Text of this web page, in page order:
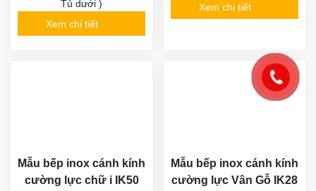
Tủ dưới )
Xem chi tiết
Xem chi tiết
Mẫu bếp inox cánh kính
cường lực chữ i IK50
Mẫu bếp inox cánh kính
cường lực Vân Gỗ IK28